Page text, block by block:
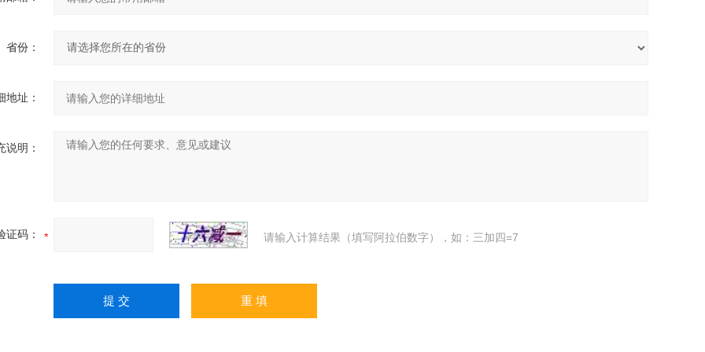
省份：
地址：
说明：
证码： 请输入计算结果（填写阿拉伯数字），如：三加四=7